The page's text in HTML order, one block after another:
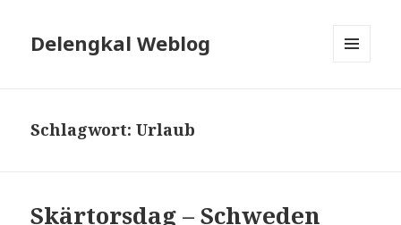
Delengkal Weblog
Schlagwort:Urlaub
Skärtorsdag – Schweden